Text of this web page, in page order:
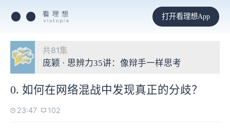
打开看理想App
共81集
庞颖 · 思辨力35讲：像辩手一样思考
0. 如何在网络混战中发现真正的分歧？
23:47 102